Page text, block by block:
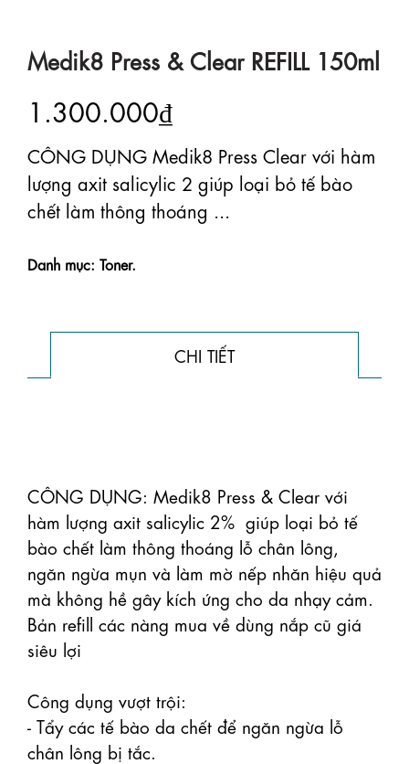
Medik8 Press & Clear REFILL 150ml
1.300.000₫
CÔNG DỤNG Medik8 Press Clear với hàm
lượng axit salicylic 2 giúp loại bỏ tế bào
chết làm thông thoáng ...
Danh mục: Toner.
CHI TIẾT
CÔNG DỤNG: Medik8 Press & Clear với
hàm lượng axit salicylic 2%  giúp loại bỏ tế
bào chết làm thông thoáng lỗ chân lông,
ngăn ngừa mụn và làm mờ nếp nhăn hiệu quả
mà không hề gây kích ứng cho da nhạy cảm.
Bản refill các nàng mua về dùng nắp cũ giá
siêu lợi
Công dụng vượt trội:
- Tẩy các tế bào da chết để ngăn ngừa lỗ
chân lông bị tắc.